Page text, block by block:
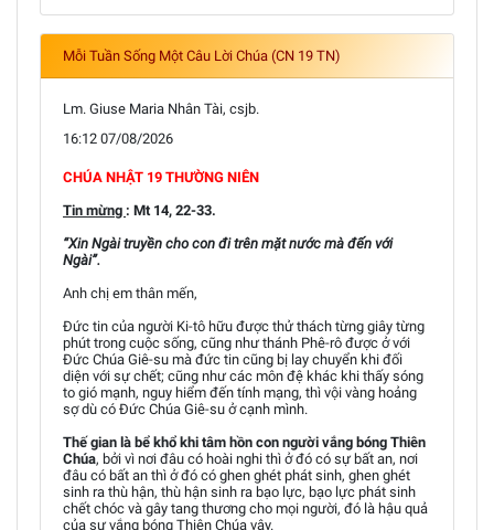
Mỗi Tuần Sống Một Câu Lời Chúa (CN 19 TN)
Lm. Giuse Maria Nhân Tài, csjb.
16:12 07/08/2026
CHÚA NHẬT 19 THƯỜNG NIÊN
Tin mừng : Mt 14, 22-33.
“Xin Ngài truyền cho con đi trên mặt nước mà đến với
Ngài”.
Anh chị em thân mến,
Đức tin của người Ki-tô hữu được thử thách từng giây từng
phút trong cuộc sống, cũng như thánh Phê-rô được ở với
Đức Chúa Giê-su mà đức tin cũng bị lay chuyển khi đối
diện với sự chết; cũng như các môn đệ khác khi thấy sóng
to gió mạnh, nguy hiểm đến tính mạng, thì vội vàng hoảng
sợ dù có Đức Chúa Giê-su ở cạnh mình.
Thế gian là bể khổ khi tâm hồn con người vắng bóng Thiên
Chúa, bởi vì nơi đâu có hoài nghi thì ở đó có sự bất an, nơi
đâu có bất an thì ở đó có ghen ghét phát sinh, ghen ghét
sinh ra thù hận, thù hận sinh ra bạo lực, bạo lực phát sinh
chết chóc và gây tang thương cho mọi người, đó là hậu quả
của sự vắng bóng Thiên Chúa vậy.